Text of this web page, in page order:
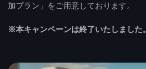
加プラン」をご用意しております。
※本キャンペーンは終了いたしました。